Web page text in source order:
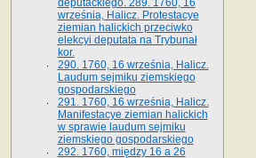
deputackiego. 289. 1760, 16
września, Halicz. Protestacye
ziemian halickich przeciwko
elekcyi deputata na Trybunał
kor.
290. 1760, 16 września, Halicz.
Laudum sejmiku ziemskiego
gospodarskiego
291. 1760, 16 września, Halicz.
Manifestacye ziemian halickich
w sprawie laudum sejmiku
ziemskiego gospodarskiego
292. 1760, między 16 a 26